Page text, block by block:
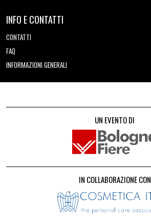
INFO E CONTATTI
CONTATTI
FAQ
INFORMAZIONI GENERALI
UN EVENTO DI
IN COLLABORAZIONE CON